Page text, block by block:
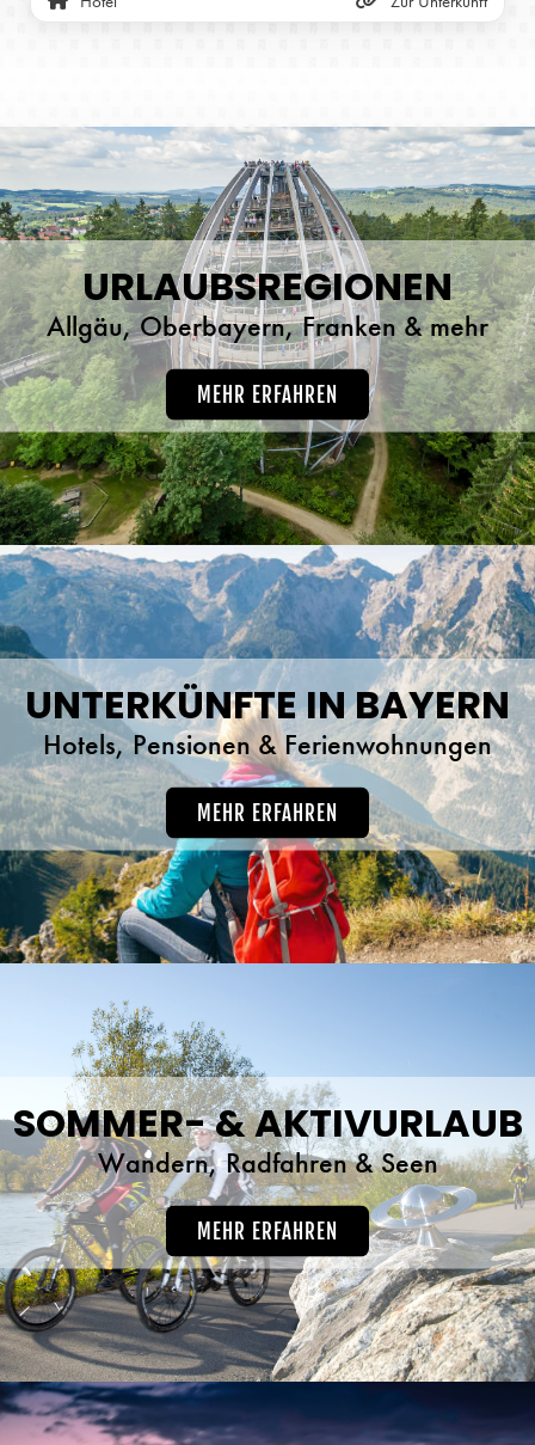
URLAUBSREGIONEN
Allgäu, Oberbayern, Franken & mehr
MEHR ERFAHREN
UNTERKÜNFTE IN BAYERN
Hotels, Pensionen & Ferienwohnungen
MEHR ERFAHREN
SOMMER- & AKTIVURLAUB
Wandern, Radfahren & Seen
MEHR ERFAHREN